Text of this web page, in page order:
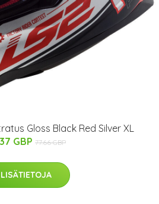
Gloss Black Red Silver XL
GBP 77.66 GBP
LISÄTIETOJA